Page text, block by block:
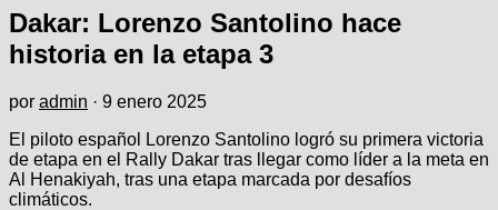
Dakar: Lorenzo Santolino hace
historia en la etapa 3
por admin · 9 enero 2025
El piloto español Lorenzo Santolino logró su primera victoria
de etapa en el Rally Dakar tras llegar como líder a la meta en
Al Henakiyah, tras una etapa marcada por desafíos
climáticos.